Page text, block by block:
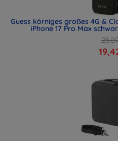
Guess körniges großes 4G &
iPhone 17 Pro Max